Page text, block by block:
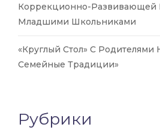
Коррекционно-Развивающей
Младшими Школьниками
«Круглый Стол» С Родителями
Семейные Традиции»
Рубрики